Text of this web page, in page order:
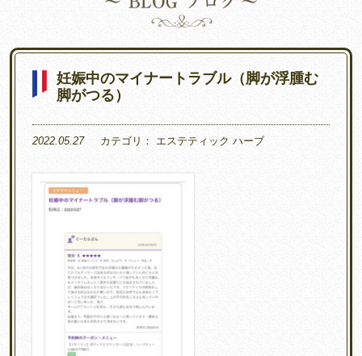
妊娠中のマイナートラブル（脚が浮腫む
脚がつる）
2022.05.27 カテゴリ： エステティック ハーブ